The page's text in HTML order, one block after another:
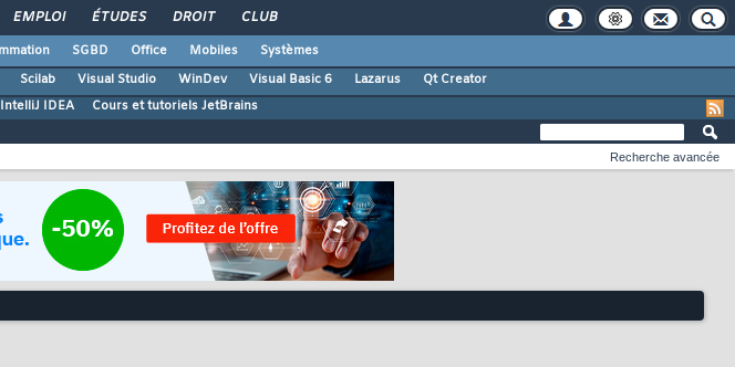
EMPLOI ÉTUDES DROIT CLUB
SGBD Office Mobiles
Systèmes
Scilab Visual Studio WinDev Visual Basic 6 Lazarus
Qt Creator
IDEA Cours et tutoriels JetBrains
Recherche avancée